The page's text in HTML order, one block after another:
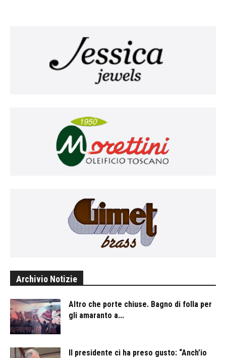
Archivio Notizie
Altro che porte chiuse. Bagno di folla per
gli amaranto a...
Il presidente ci ha preso gusto: “Anch’io